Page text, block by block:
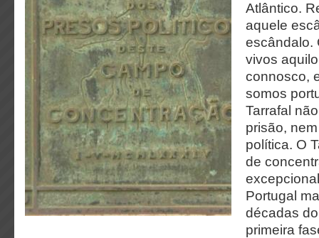
Atlântico.
aquele
escândalo.
vivos
connosco,
somos
Tarrafal
prisão,
política. O
de
Portugal
décadas
primeira